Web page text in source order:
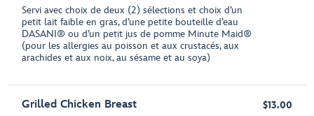
Servi avec choix de deux (2) sélections et choix d’un
petit lait faible en gras, d’une petite bouteille d’eau
DASANI® ou d’un petit jus de pomme Minute Maid®
(pour les allergies au poisson et aux crustacés, aux
arachides et aux noix, au sésame et au soya)
Grilled Chicken Breast $13.00